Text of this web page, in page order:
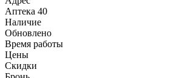
Аптека 40
Наличие
Обновлено
Время работы
Цены
Скидки